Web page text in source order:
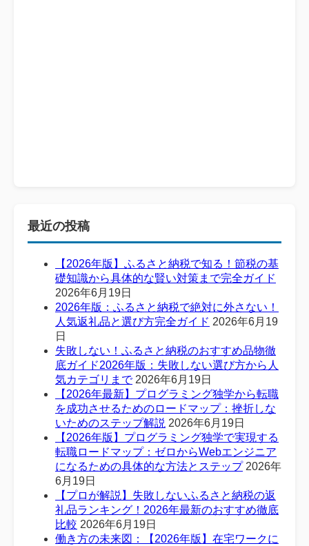
最近の投稿
【2026年版】ふるさと納税で知る！節税の基
礎知識から具体的な賢い対策まで完全ガイド
2026年6月19日
2026年版：ふるさと納税で絶対に外さない！
人気返礼品と選び方完全ガイド 2026年6月19
日
失敗しない！ふるさと納税のおすすめ品物徹
底ガイド2026年版：失敗しない選び方から人
気カテゴリまで 2026年6月19日
【2026年最新】プログラミング独学から転職
を成功させるためのロードマップ：挫折しな
いためのステップ解説 2026年6月19日
【2026年版】プログラミング独学で実現する
転職ロードマップ：ゼロからWebエンジニア
になるための具体的な方法とステップ 2026年
6月19日
【プロが解説】失敗しないふるさと納税の返
礼品ランキング！2026年最新のおすすめ徹底
比較 2026年6月19日
働き方の未来図：【2026年版】在宅ワークに